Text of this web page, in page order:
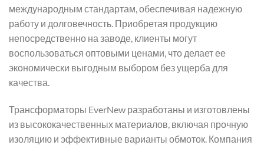
международным стандартам, обеспечивая надежную
работу и долговечность. Приобретая продукцию
непосредственно на заводе, клиенты могут
воспользоваться оптовыми ценами, что делает ее
экономически выгодным выбором без ущерба для
качества.
Трансформаторы EverNew разработаны и изготовлены
из высококачественных материалов, включая прочную
изоляцию и эффективные варианты обмоток. Компания